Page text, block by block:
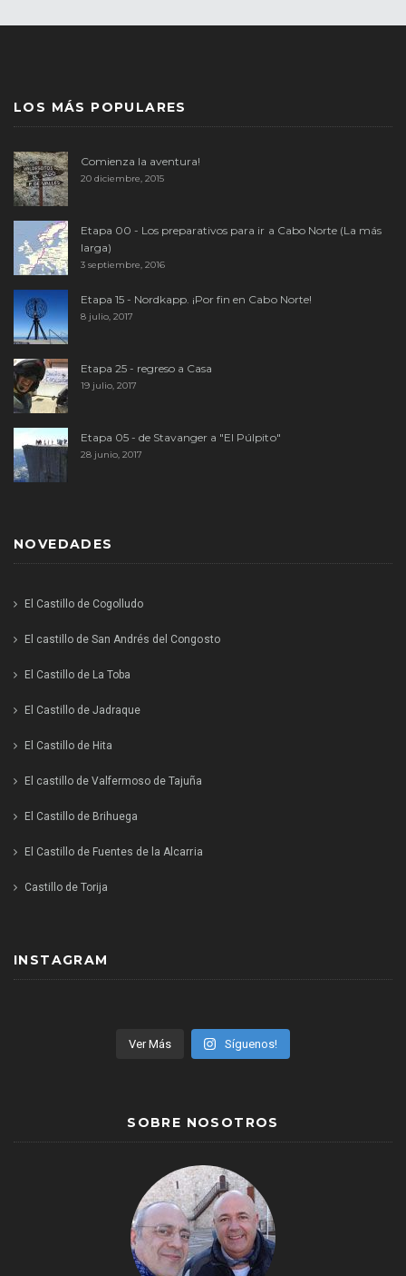
LOS MÁS POPULARES
Comienza la aventura!
20 diciembre, 2015
Etapa 00 - Los preparativos para ir a Cabo Norte (La más
larga)
3 septiembre, 2016
Etapa 15 - Nordkapp. ¡Por fin en Cabo Norte!
8 julio, 2017
Etapa 25 - regreso a Casa
19 julio, 2017
Etapa 05 - de Stavanger a "El Púlpito"
28 junio, 2017
NOVEDADES
El Castillo de Cogolludo
El castillo de San Andrés del Congosto
El Castillo de La Toba
El Castillo de Jadraque
El Castillo de Hita
El castillo de Valfermoso de Tajuña
El Castillo de Brihuega
El Castillo de Fuentes de la Alcarria
Castillo de Torija
INSTAGRAM
Ver Más Síguenos!
SOBRE NOSOTROS